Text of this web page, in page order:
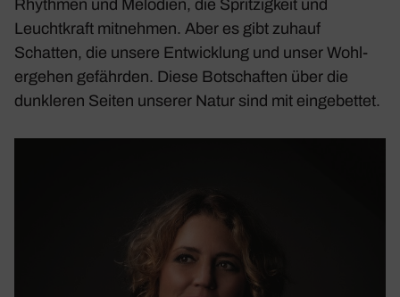
Rhythmen und Melo­dien, die Sprit­zig­keit und
Leucht­kraft mitnehmen. Aber es gibt zuhauf
Schatten, die unsere Entwick­lung und unser Wohl­
ergehen gefährden. Diese Botschaften über die
dunk­leren Seiten unserer Natur sind mit einge­bettet.